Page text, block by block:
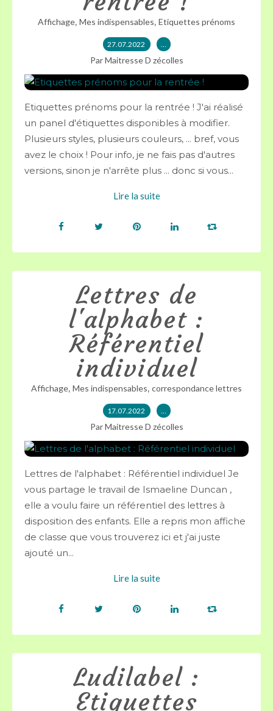
Affichage, Mes indispensables, Etiquettes prénoms
27.07.2022 …
Par Maitresse D zécolles
Etiquettes prénoms pour la rentrée ! J'ai réalisé
un panel d'étiquettes disponibles à modifier.
Plusieurs styles, plusieurs couleurs, ... bref, vous
avez le choix ! Pour info, je ne fais pas d'autres
versions, sinon je n'arrête plus ... donc si vous...
Lire la suite
Lettres de
l'alphabet :
Référentiel
individuel
Affichage, Mes indispensables, correspondance lettres
17.07.2022 …
Par Maitresse D zécolles
Lettres de l'alphabet : Référentiel individuel Je
vous partage le travail de Ismaeline Duncan ,
elle a voulu faire un référentiel des lettres à
disposition des enfants. Elle a repris mon affiche
de classe que vous trouverez ici et j'ai juste
ajouté un...
Lire la suite
Ludilabel :
Etiquettes